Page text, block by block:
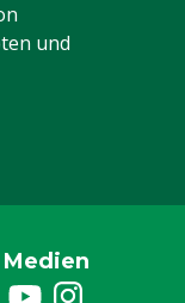
und